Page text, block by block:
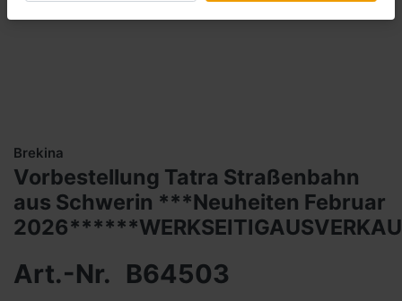
Brekina
Vorbestellung Tatra Straßenbahn
aus Schwerin ***Neuheiten Februar
Art.-Nr. B64503